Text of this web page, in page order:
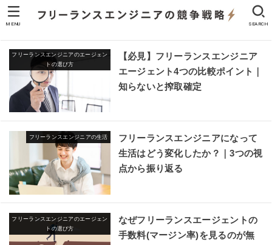
SEARCH
MENU
フリーランスエンジニアのエージェン
トの選び方
【必見】フリーランスエンジニア
エージェント4つの比較ポイント｜
知らないと搾取確定
フリーランスエンジニアの生活
フリーランスエンジニアになって
生活はどう変化したか？｜3つの視
点から振り返る
フリーランスエンジニアのエージェン
トの選び方
なぜフリーランスエージェントの
手数料(マージン率)を見るのが無